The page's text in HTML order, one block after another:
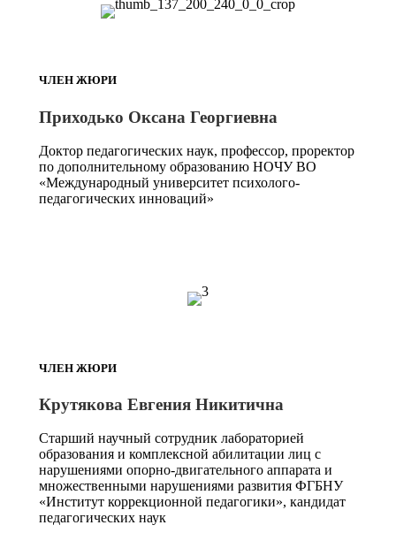
ЧЛЕН ЖЮРИ
Приходько Оксана Георгиевна
Доктор педагогических наук, профессор, проректор
по дополнительному образованию НОЧУ ВО
«Международный университет психолого-
педагогических инноваций»
ЧЛЕН ЖЮРИ
Крутякова Евгения Никитична
Старший научный сотрудник лабораторией
образования и комплексной абилитации лиц с
нарушениями опорно-двигательного аппарата и
множественными нарушениями развития ФГБНУ
«Институт коррекционной педагогики», кандидат
педагогических наук